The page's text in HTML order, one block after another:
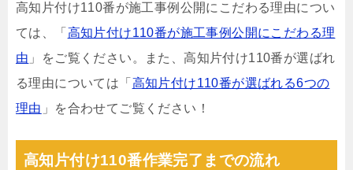
高知片付け110番が施工事例公開にこだわる理由につい
ては、「 高知片付け110番が施工事例公開にこだわる理
由 」をご覧ください。また、高知片付け110番が選ばれ
る理由については「 高知片付け110番が選ばれる6つの
理由 」を合わせてご覧ください！
高知片付け110番作業完了までの流れ